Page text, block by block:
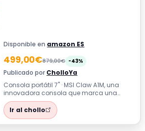
Disponible en amazon ES
499,00€879,00€ -43%
Publicado por CholloYa
Consola portátil 7'' · MSI Claw A1M, una
innovadora consola que marca una
nueva era en las experiencias de gaming
por...Ir al chollo